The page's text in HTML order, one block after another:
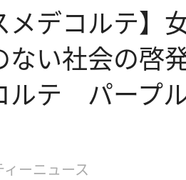
メデコルテ】
ない社会の啓
ルテ パープ
ーニュース